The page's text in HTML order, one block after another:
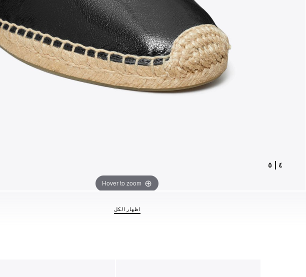
Hover to zoom
٤ ٥
اظهار الكل